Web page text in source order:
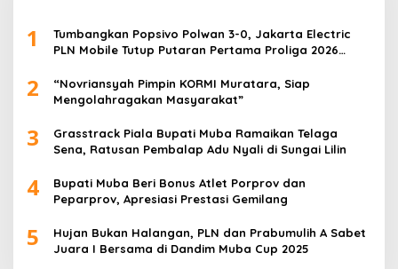
1
Tumbangkan Popsivo Polwan 3-0, Jakarta Electric
PLN Mobile Tutup Putaran Pertama Proliga 2026
2
“Novriansyah Pimpin KORMI Muratara, Siap
Mengolahragakan Masyarakat”
3
Grasstrack Piala Bupati Muba Ramaikan Telaga
Sena, Ratusan Pembalap Adu Nyali di Sungai Lilin
4
Bupati Muba Beri Bonus Atlet Porprov dan
Peparprov, Apresiasi Prestasi Gemilang
5
Hujan Bukan Halangan, PLN dan Prabumulih A Sabet
Juara I Bersama di Dandim Muba Cup 2025